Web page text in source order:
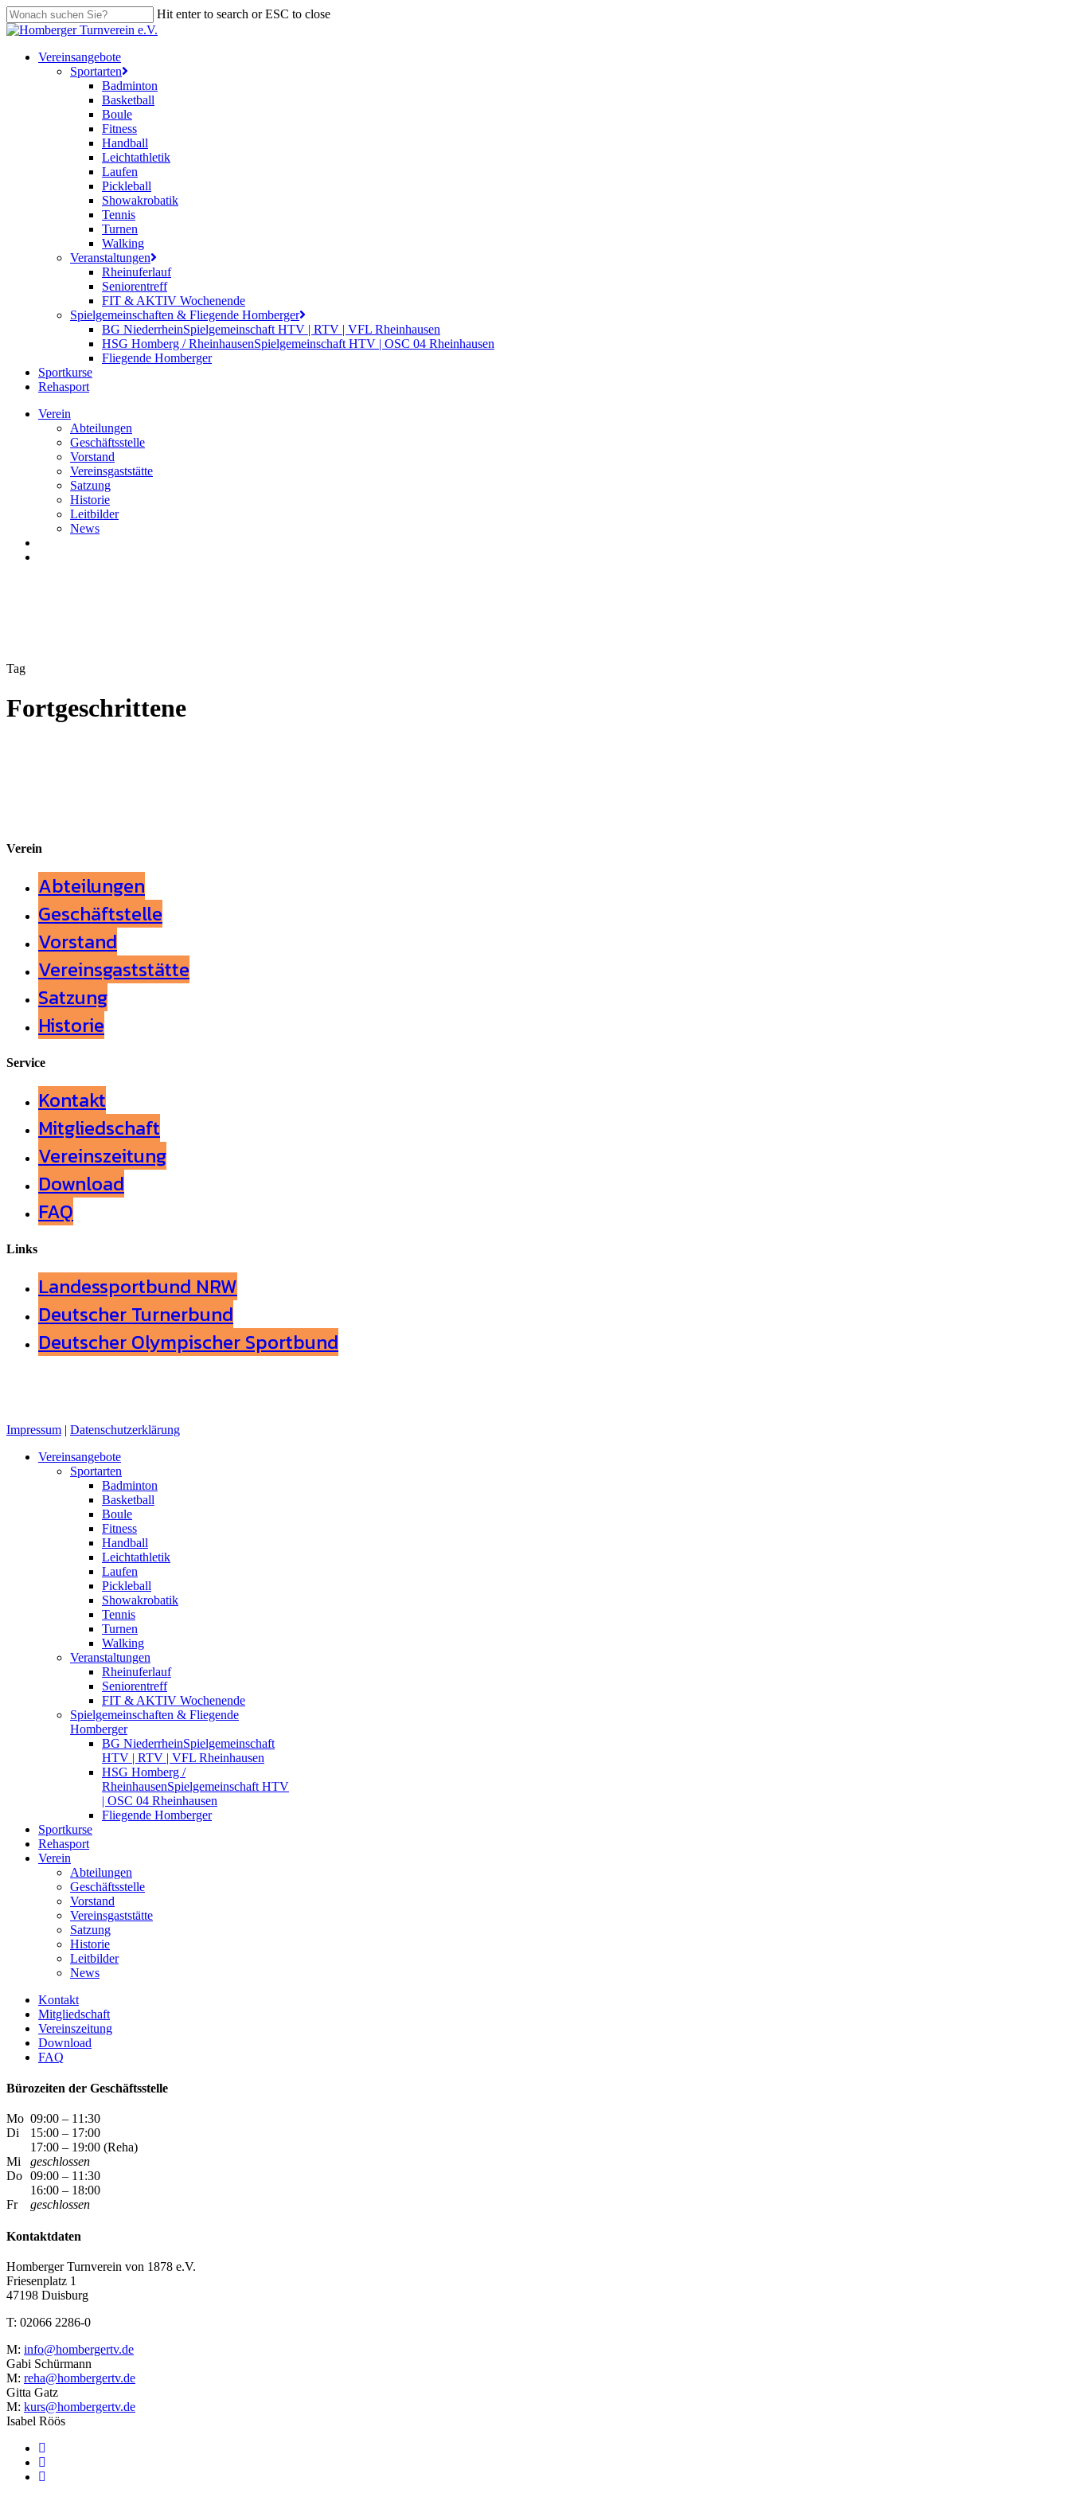
Skip
to
content
Hit enter to search or ESC to close
Close
search
Menu
Vereinsangebote
Sportarten
Badminton
Basketball
Boule
Fitness
Handball
Leichtathletik
Laufen
Pickleball
Showakrobatik
Tennis
Turnen
Walking
Veranstaltungen
Rheinuferlauf
Seniorentreff
FIT & AKTIV Wochenende
Spielgemeinschaften & Fliegende Homberger
BG NiederrheinSpielgemeinschaft HTV | RTV | VFL Rheinhausen
HSG Homberg / RheinhausenSpielgemeinschaft HTV | OSC 04 Rheinhausen
Fliegende Homberger
Sportkurse
Rehasport
Verein
Abteilungen
Geschäftsstelle
Vorstand
Vereinsgaststätte
Satzung
Historie
Leitbilder
News
Tag
Fortgeschrittene
Verein
Abteilungen
Geschäftstelle
Vorstand
Vereinsgaststätte
Satzung
Historie
Service
Kontakt
Mitgliedschaft
Vereinszeitung
Download
FAQ
Links
Landessportbund NRW
Deutscher Turnerbund
Deutscher Olympischer Sportbund
Impressum | Datenschutzerklärung
Close
Vereinsangebote
Sportarten
Badminton
Basketball
Boule
Fitness
Handball
Leichtathletik
Laufen
Pickleball
Showakrobatik
Tennis
Turnen
Walking
Veranstaltungen
Rheinuferlauf
Seniorentreff
FIT & AKTIV Wochenende
Spielgemeinschaften & Fliegende
Homberger
BG NiederrheinSpielgemeinschaft
HTV | RTV | VFL Rheinhausen
HSG Homberg /
RheinhausenSpielgemeinschaft HTV
| OSC 04 Rheinhausen
Fliegende Homberger
Sportkurse
Rehasport
Verein
Abteilungen
Geschäftsstelle
Vorstand
Vereinsgaststätte
Satzung
Historie
Leitbilder
News
Kontakt
Mitgliedschaft
Vereinszeitung
Download
FAQ
Bürozeiten der Geschäftsstelle
Mo 09:00 – 11:30
Di
15:00 – 17:00
17:00 – 19:00 (Reha)
Mi
geschlossen
Do 09:00 – 11:30
16:00 – 18:00
Fr
geschlossen
Kontaktdaten
Homberger Turnverein von 1878 e.V.
Friesenplatz 1
47198 Duisburg
T: 02066 2286-0
M: info@hombergertv.de
Gabi Schürmann
M: reha@hombergertv.de
Gitta Gatz
M: kurs@hombergertv.de
Isabel Röös